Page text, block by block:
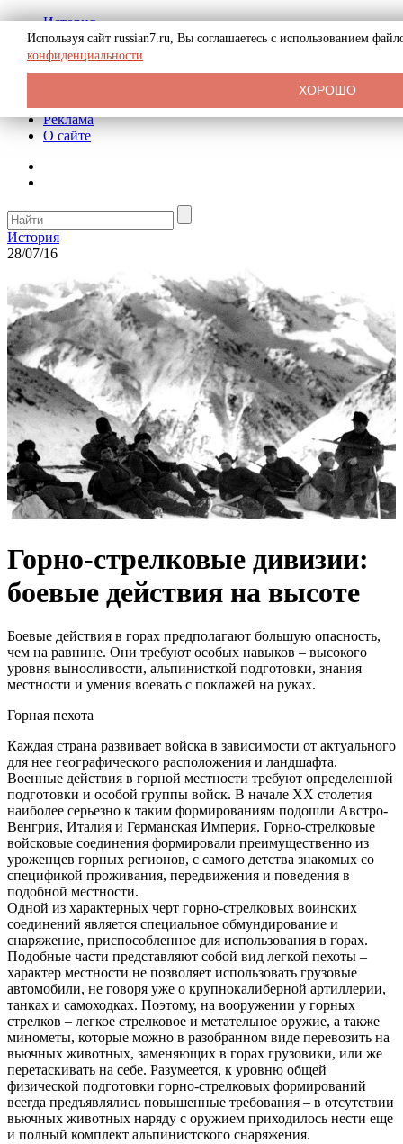
История
Биография
Криминал
СССР
Реклама
О сайте
История
28/07/16
Горно-стрелковые дивизии:
боевые действия на высоте
Боевые действия в горах предполагают большую опасность,
чем на равнине. Они требуют особых навыков – высокого
уровня выносливости, альпинисткой подготовки, знания
местности и умения воевать с поклажей на руках.
Горная пехота
Каждая страна развивает войска в зависимости от актуального
для нее географического расположения и ландшафта.
Военные действия в горной местности требуют определенной
подготовки и особой группы войск. В начале ХХ столетия
наиболее серьезно к таким формированиям подошли Австро-
Венгрия, Италия и Германская Империя. Горно-стрелковые
войсковые соединения формировали преимущественно из
уроженцев горных регионов, с самого детства знакомых со
спецификой проживания, передвижения и поведения в
подобной местности.
Одной из характерных черт горно-стрелковых воинских
соединений является специальное обмундирование и
снаряжение, приспособленное для использования в горах.
Подобные части представляют собой вид легкой пехоты –
характер местности не позволяет использовать грузовые
автомобили, не говоря уже о крупнокалиберной артиллерии,
танках и самоходках. Поэтому, на вооружении у горных
стрелков – легкое стрелковое и метательное оружие, а также
минометы, которые можно в разобранном виде перевозить на
вьючных животных, заменяющих в горах грузовики, или же
перетаскивать на себе. Разумеется, к уровню общей
физической подготовки горно-стрелковых формирований
всегда предъявлялись повышенные требования – в отсутствии
вьючных животных наряду с оружием приходилось нести еще
и полный комплект альпинистского снаряжения.
Используя сайт russian7.ru, Вы соглашаетесь с использованием
конфиденциальности
ХОРОШО